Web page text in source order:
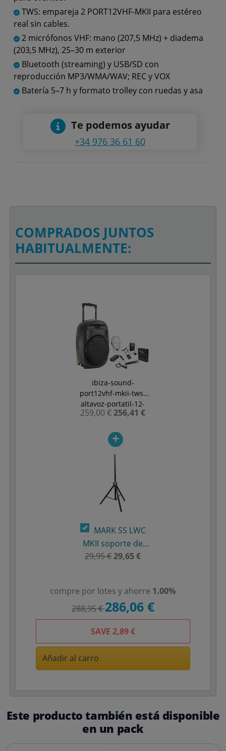
TWS: empareja 2 PORT12VHF-MKII para estéreo
real sin cables.
2 micrófonos VHF: mano (207,5 MHz) + diadema
(203,5 MHz), 25–30 m exterior
Bluetooth (streaming) y USB/SD con
reproducción MP3/WMA/WAV; REC y VOX
Batería 5–7 h y formato trolley con ruedas y asa
Te podemos ayudar
+34 976 36 61 60
COMPRADOS JUNTOS
HABITUALMENTE:
ibiza-sound-
port12vhf-mkii-tws-
altavoz-portatil-12-
bluetooth-350w-2-
259,00 €256,41 €
MARK SS LWC
MKII soporte de
altavoz 1,8 m con
29,95 €29,65 €
compre por lotes y ahorre 1.00%
288,95 €286,06 €
SAVE 2,89 €
Añadir al carro
Este producto también está disponible
en un pack